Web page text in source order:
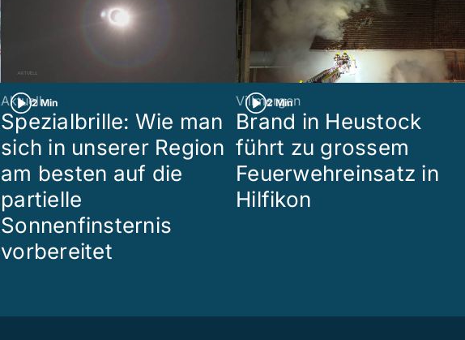
2 Min
Aktuell
Spezialbrille: Wie man
sich in unserer Region
am besten auf die
partielle
Sonnenfinsternis
vorbereitet
2 Min
Villmergen
Brand in Heustock
führt zu grossem
Feuerwehreinsatz in
Hilfikon